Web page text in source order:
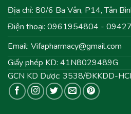
Địa chỉ: 80/6 Ba Vân, P14, Tân
Điện thoại: 0961954804 -
Email: Vifapharmacy@gmail.com
Giấy phép KD: 41N8029489G
GCN KD Dược: 3538/ĐKKDD-